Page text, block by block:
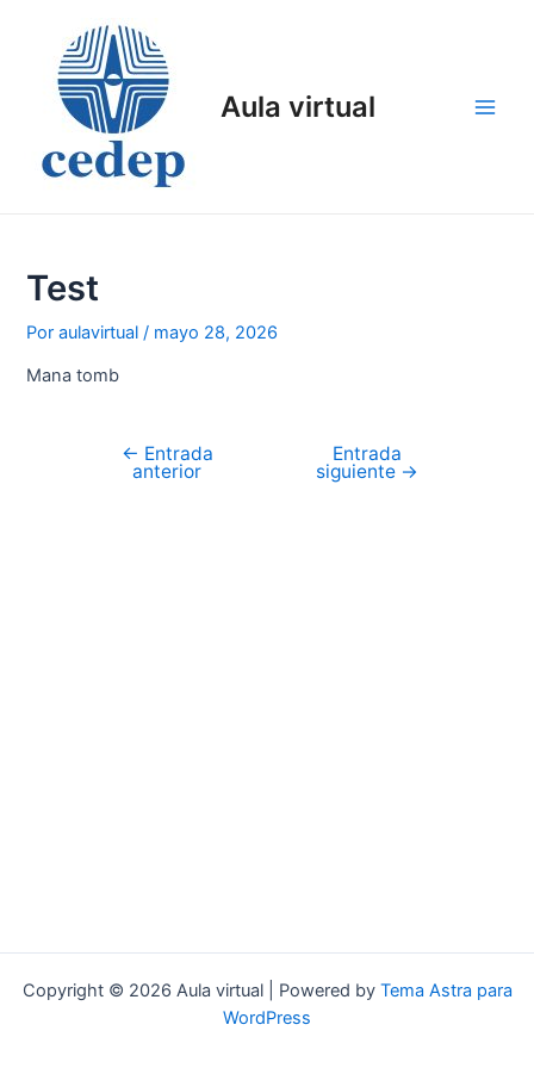
contenido
Aula virtual
Test
Poraulavirtual/ mayo 28, 2026
Mana tomb
Navegación
← Entrada
anterior
Entrada
siguiente →
Copyright © 2026 Aula virtual | Powered by Tema Astra para
WordPress